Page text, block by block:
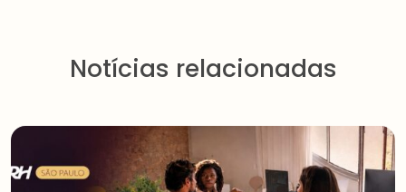
Notícias relacionadas